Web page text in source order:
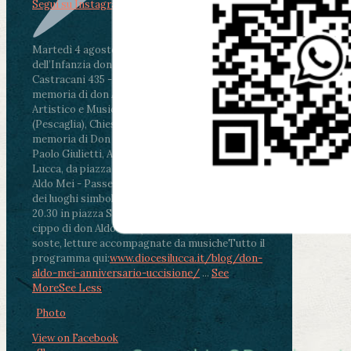
Martedì 4 agosto2026
ore 11:30 - Lucca, Scuola
dell’Infanzia don Aldo Mei - Viale Castruccio
Castracani 435 - Inaugurazione murales in
memoria di don Aldo Mei curato dal Liceo
Artistico e Musicale “Passaglia”
ore 18 - Fiano
(Pescaglia), Chiesa parrocchiale - Messa in
memoria di Don Aldo Mei celebrata da mons.
Paolo Giulietti, Arcivescovo di Lucca
ore 20.30 -
Lucca, da piazza San Michele al Cippo di don
Aldo Mei - Passeggiata della Memoria in alcuni
dei luoghi simbolo della città. Ritrovo alle ore
20.30 in piazza San Michele con conclusione al
cippo di don Aldo Mei (Porta Elisa). Durante le
soste, letture accompagnate da musicheTutto il
programma qui:www.diocesilucca.it/blog/don-
aldo-mei-anniversario-uccisione/ ... See
MoreSee Less
Photo
View on Facebook
Segui su Instagram